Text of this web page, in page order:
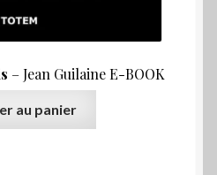
– Jean Guilaine E-BOOK
au panier